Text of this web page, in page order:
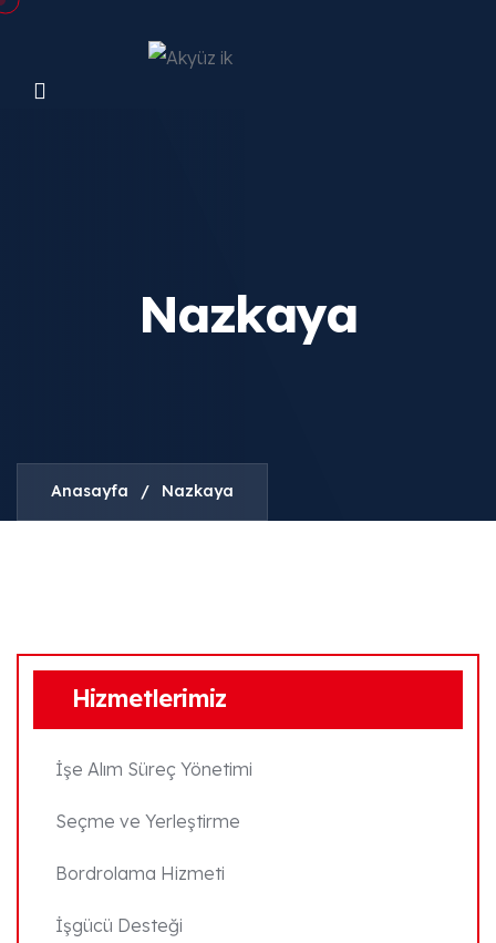
Nazkaya
Anasayfa / Nazkaya
Hizmetlerimiz
İşe Alım Süreç Yönetimi
Seçme ve Yerleştirme
Bordrolama Hizmeti
İşgücü Desteği